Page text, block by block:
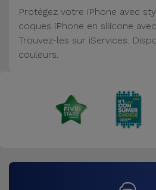
Tablette
Kids
Protégez votre iPhone avec
coques iPhone en silicone
Trouvez-les sur iServices.
couleurs.